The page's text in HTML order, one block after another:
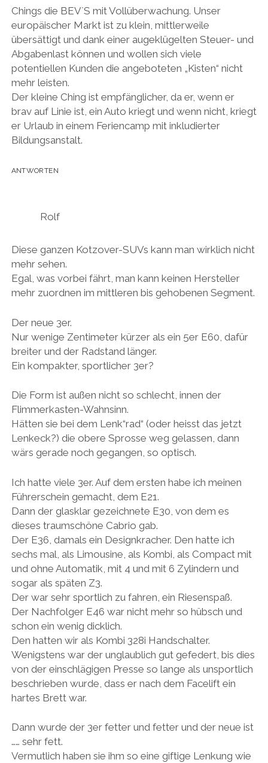
Chings die BEV`S mit Vollüberwachung. Unser
europäischer Markt ist zu klein, mittlerweile
übersättigt und dank einer augeklügelten Steuer- und
Abgabenlast können und wollen sich viele
potentiellen Kunden die angeboteten „Kisten“ nicht
mehr leisten.
Der kleine Ching ist empfänglicher, da er, wenn er
brav auf Linie ist, ein Auto kriegt und wenn nicht, kriegt
er Urlaub in einem Feriencamp mit inkludierter
Bildungsanstalt.
ANTWORTEN
Rolf
Diese ganzen Kotzover-SUVs kann man wirklich nicht
mehr sehen.
Egal, was vorbei fährt, man kann keinen Hersteller
mehr zuordnen im mittleren bis gehobenen Segment.
Der neue 3er.
Nur wenige Zentimeter kürzer als ein 5er E60, dafür
breiter und der Radstand länger.
Ein kompakter, sportlicher 3er?
Die Form ist außen nicht so schlecht, innen der
Flimmerkasten-Wahnsinn.
Hätten sie bei dem Lenk“rad“ (oder heisst das jetzt
Lenkeck?) die obere Sprosse weg gelassen, dann
wärs gerade noch gegangen, so optisch.
Ich hatte viele 3er. Auf dem ersten habe ich meinen
Führerschein gemacht, dem E21.
Dann der glasklar gezeichnete E30, von dem es
dieses traumschöne Cabrio gab.
Der E36, damals ein Designkracher. Den hatte ich
sechs mal, als Limousine, als Kombi, als Compact mit
und ohne Automatik, mit 4 und mit 6 Zylindern und
sogar als späten Z3.
Der war sehr sportlich zu fahren, ein Riesenspaß.
Der Nachfolger E46 war nicht mehr so hübsch und
schon ein wenig dicklich.
Den hatten wir als Kombi 328i Handschalter.
Wenigstens war der unglaublich gut gefedert, bis dies
von der einschlägigen Presse so lange als unsportlich
beschrieben wurde, dass er nach dem Facelift ein
hartes Brett war.
Dann wurde der 3er fetter und fetter und der neue ist
…… sehr fett.
Vermutlich haben sie ihm so eine giftige Lenkung wie